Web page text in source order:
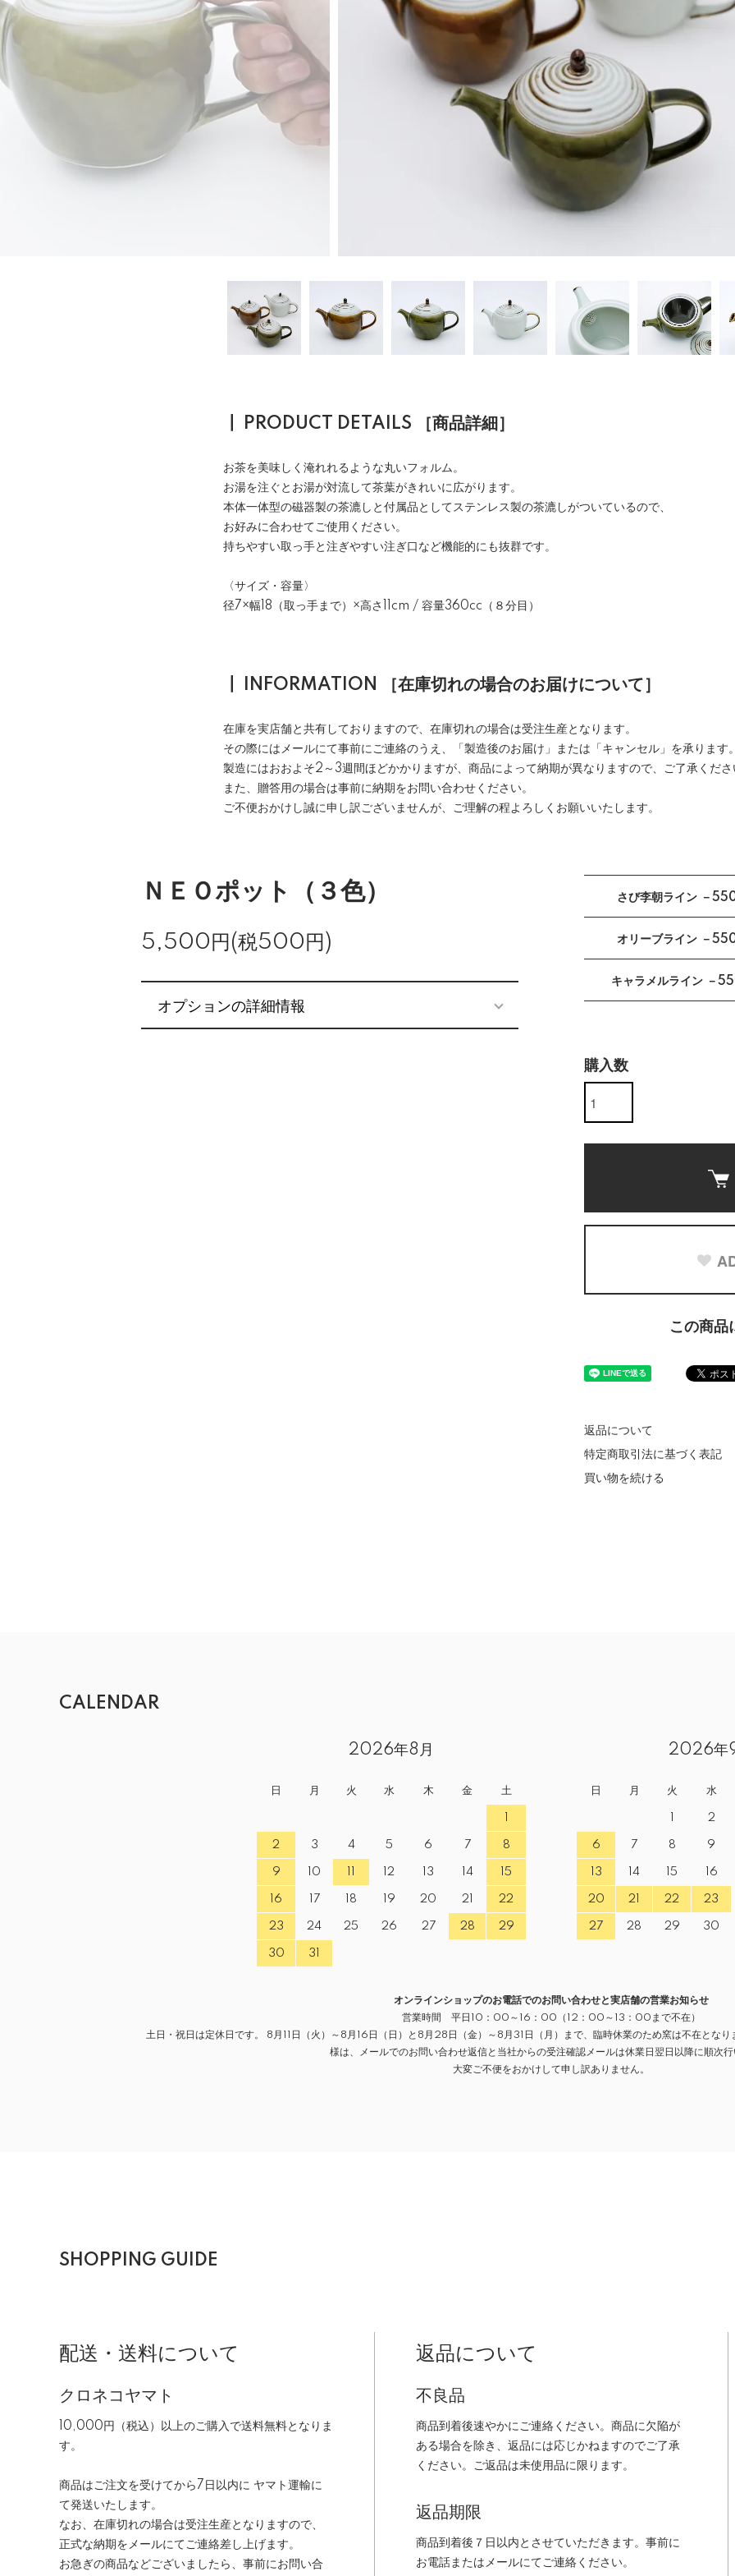
┃ PRODUCT DETAILS ［商品詳細］
お茶を美味しく淹れれるような丸いフォルム。
お湯を注ぐとお湯が対流して茶葉がきれいに広がります。
本体一体型の磁器製の茶漉しと付属品としてステンレス製の茶漉しがついているので、
お好みに合わせてご使用ください。
持ちやすい取っ手と注ぎやすい注ぎ口など機能的にも抜群です。
〈サイズ・容量〉
径7×幅18（取っ手まで）×高さ11cm / 容量360cc（８分目）
┃ INFORMATION ［在庫切れの場合のお届けについて］
在庫を実店舗と共有しておりますので、在庫切れの場合は受注生産となります。
その際にはメールにて事前にご連絡のうえ、「製造後のお届け」または「キャンセル」を承ります。
製造にはおおよそ2～3週間ほどかかりますが、商品によって納期が異なりますので、ご了承くださ
また、贈答用の場合は事前に納期をお問い合わせください。
ご不便おかけし誠に申し訳ございませんが、ご理解の程よろしくお願いいたします。
ＮＥＯポット（３色）
5,500円(税500円)
オプションの詳細情報
さび李朝ライン －
オリーブライン －
キャラメルライン －
購入数
この商品
返品について
特定商取引法に基づく表記
買い物を続ける
CALENDAR
2026年8月
日 月 火 水 木 金 土
2 3 4 5 6 7 8
9 10 12 13 14 15
16 17 18 19 20 21 22
23 24 25 26 27 28 29
30 31
2026年
日 月 火 水
2
6 7 8 9
13 14 15 16
20 21 22 23
27 28 29 30
オンラインショップのお電話でのお問い合わせと実店舗の営業お知らせ
営業時間 平日10：00～16：00（12：00～13：00まで不在）
土日・祝日は定休日です。 8月11日（火）～8月16日（日）と8月28日（金）～8月31日（月）まで、臨時休業のため窯は不在とな
様は、メールでのお問い合わせ返信と当社からの受注確認メールは休業日翌日以降に順次行
大変ご不便をおかけして申し訳ありません。
SHOPPING GUIDE
配送・送料について
クロネコヤマト
10,000円（税込）以上のご購入で送料無料となりま
す。
商品はご注文を受けてから7日以内に ヤマト運輸に
て発送いたします。
なお、在庫切れの場合は受注生産となりますので、
正式な納期をメールにてご連絡差し上げます。
お急ぎの商品などございましたら、事前にお問い合
返品について
不良品
商品到着後速やかにご連絡ください。商品に欠陥が
ある場合を除き、返品には応じかねますのでご了承
ください。ご返品は未使用品に限ります。
返品期限
商品到着後７日以内とさせていただきます。事前に
お電話またはメールにてご連絡ください。